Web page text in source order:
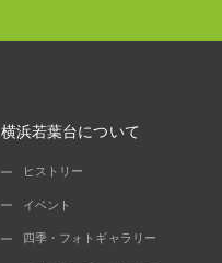
横浜若葉台について
ヒストリー
イベント
四季・フォトギャラリー